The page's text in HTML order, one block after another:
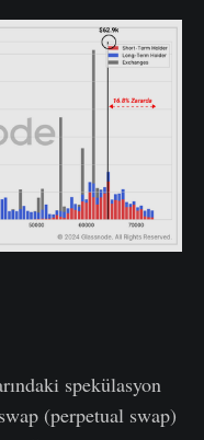
spekülasyon
(perpetual swap)